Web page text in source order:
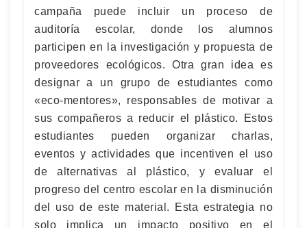
campaña puede incluir un proceso de
auditoría escolar, donde los alumnos
participen en la investigación y propuesta de
proveedores ecológicos. Otra gran idea es
designar a un grupo de estudiantes como
«eco-mentores», responsables de motivar a
sus compañeros a reducir el plástico. Estos
estudiantes pueden organizar charlas,
eventos y actividades que incentiven el uso
de alternativas al plástico, y evaluar el
progreso del centro escolar en la disminución
del uso de este material. Esta estrategia no
solo implica un impacto positivo en el